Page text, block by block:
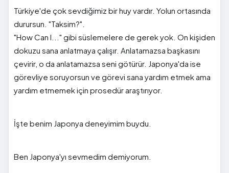
Türkiye'de çok sevdiğimiz bir huy vardır. Yolun ortasında
durursun. "Taksim?".
"How Can I..." gibi süslemelere de gerek yok. On kişiden
dokuzu sana anlatmaya çalışır. Anlatamazsa başkasını
çevirir, o da anlatamazsa seni götürür. Japonya'da ise
görevliye soruyorsun ve görevi sana yardım etmek ama
yardım etmemek için prosedür araştırıyor.
İşte benim Japonya deneyimim buydu.
Ben Japonya'yı sevmedim demiyorum.